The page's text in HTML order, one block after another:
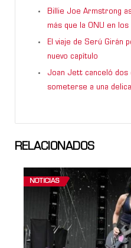
Billie Joe Armstrong
más que la ONU en
El viaje de Serú Girán
nuevo capítulo
Joan Jett canceló
someterse a una
RELACIONADOS
NOTICIAS